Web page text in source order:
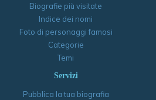
Biografie più visitate
Indice dei nomi
Foto di personaggi famosi
Categorie
Temi
Servizi
Pubblica la tua biografia